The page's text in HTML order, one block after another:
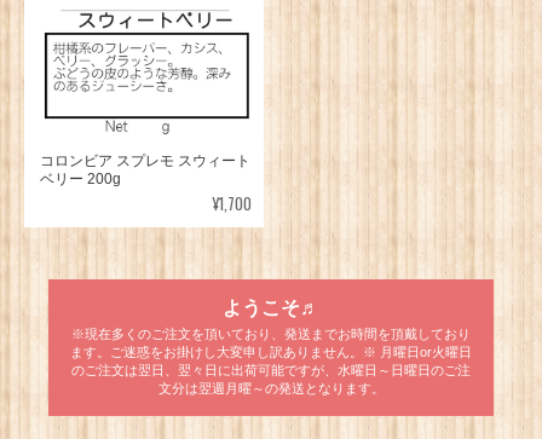
コロンビア スプレモ スウィート
ベリー 200g
¥1,700
ようこそ♬
※現在多くのご注文を頂いており、発送までお時間を頂戴しており
ます。ご迷惑をお掛けし大変申し訳ありません。※ 月曜日or火曜日
のご注文は翌日、翌々日に出荷可能ですが、水曜日～日曜日のご注
文分は翌週月曜～の発送となります。